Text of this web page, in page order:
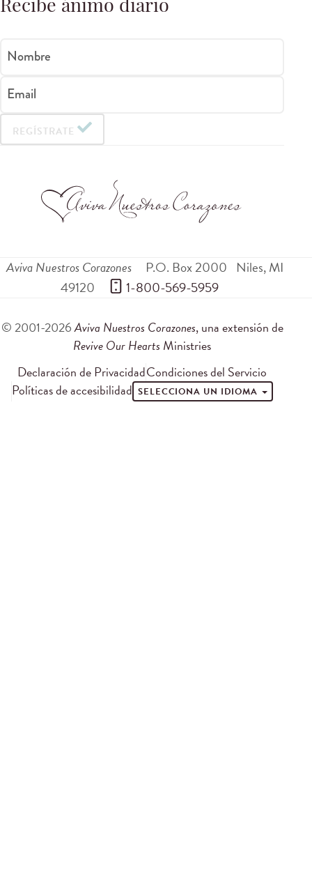
Recibe ánimo diario
Nombre
Email
REGÍSTRATE
Aviva Nuestros Corazones P.O. Box 2000 Niles,MI
49120
1-800-569-5959
© 2001-2026Aviva Nuestros Corazones, una extensión de
Revive Our Hearts Ministries
Declaración de PrivacidadCondiciones del Servicio
Políticas de accesibilidad SELECCIONA UN IDIOMA